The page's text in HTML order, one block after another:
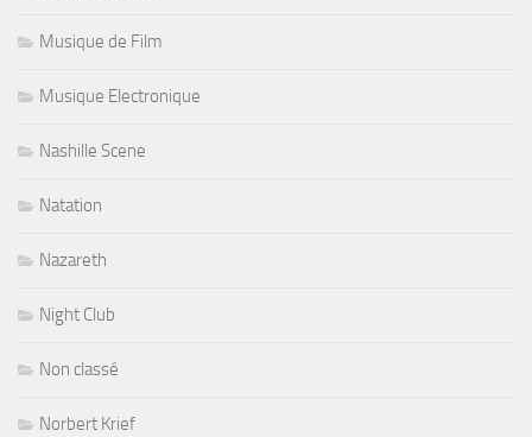
Musique de Film
Musique Electronique
Nashille Scene
Natation
Nazareth
Night Club
Non classé
Norbert Krief